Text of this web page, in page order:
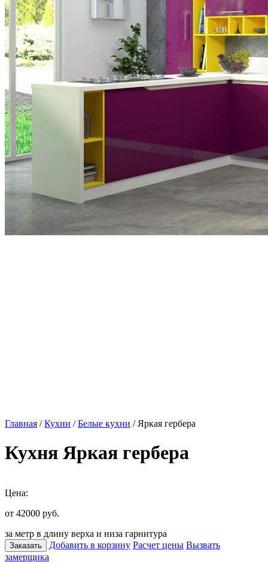
Главная /Кухни /Белые кухни / Яркая гербера
Кухня Яркая гербера
Цена:
от 42000 руб.
за метр в длину верха и низа гарнитура
Заказать Добавить в корзину Расчет цены Вызвать
замерщика